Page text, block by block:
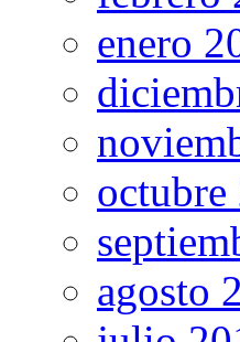
enero
octubre
agosto